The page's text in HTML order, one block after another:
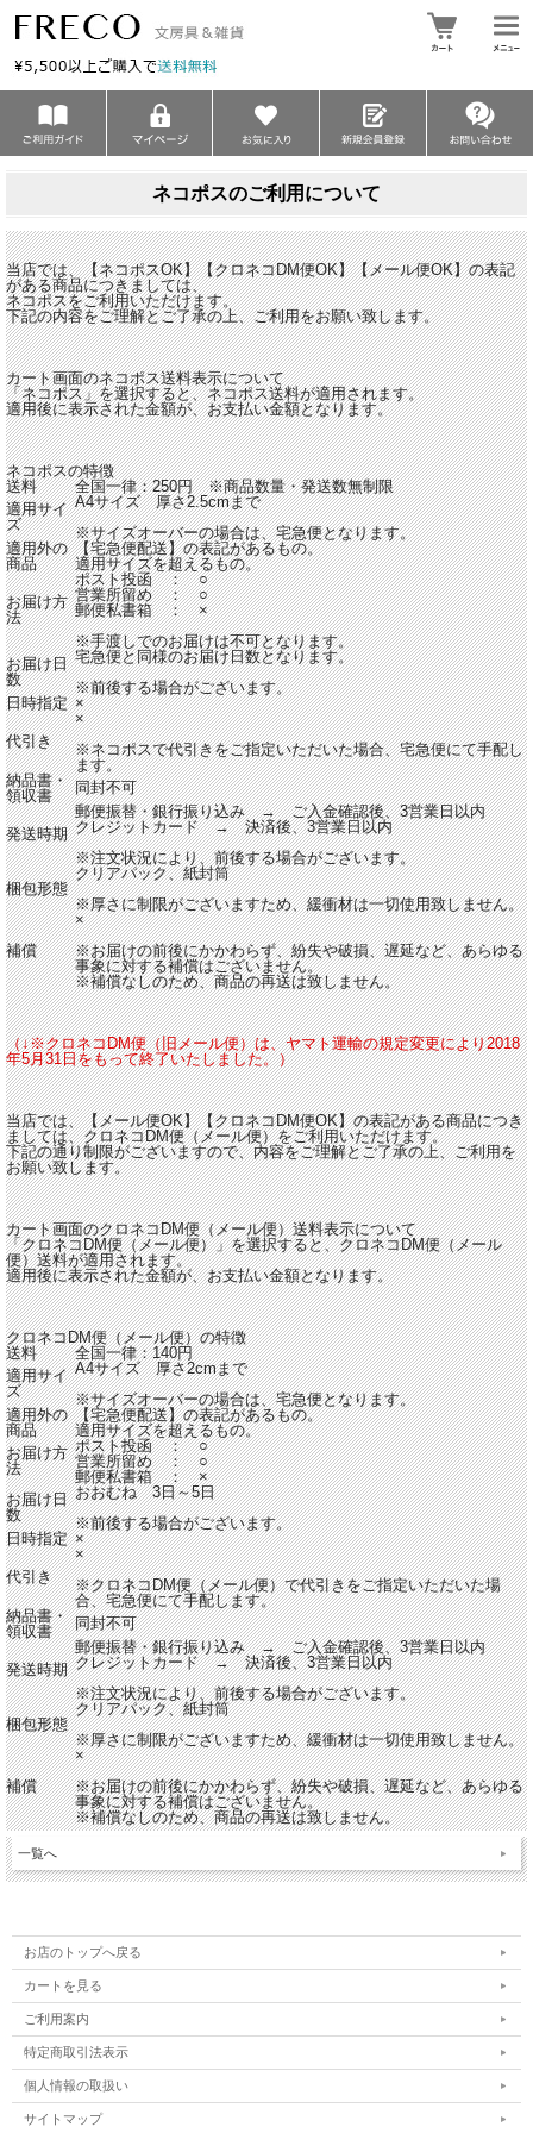
ネコポスのご利用について
当店では、【ネコポスOK】【クロネコDM便OK】【メール便OK】の表記
がある商品につきましては、
ネコポスをご利用いただけます。
下記の内容をご理解とご了承の上、ご利用をお願い致します。
カート画面のネコポス送料表示について
「ネコポス」を選択すると、ネコポス送料が適用されます。
適用後に表示された金額が、お支払い金額となります。
ネコポスの特徴
送料
全国一律：250円 ※商品数量・発送数無制限
適用サイ
ズ
A4サイズ 厚さ2.5cmまで
※サイズオーバーの場合は、宅急便となります。
適用外の
商品
【宅急便配送】の表記があるもの。
適用サイズを超えるもの。
お届け方
法
ポスト投函 ： ○
営業所留め ： ○
郵便私書箱 ： ×
※手渡しでのお届けは不可となります。
お届け日
数
宅急便と同様のお届け日数となります。
※前後する場合がございます。
日時指定 ×
代引き
×
※ネコポスで代引きをご指定いただいた場合、宅急便にて手配し
ます。
納品書・
領収書
同封不可
発送時期
郵便振替・銀行振り込み → ご入金確認後、3営業日以内
クレジットカード → 決済後、3営業日以内
※注文状況により、前後する場合がございます。
梱包形態
クリアパック、紙封筒
※厚さに制限がございますため、緩衝材は一切使用致しません。
補償
×
※お届けの前後にかかわらず、紛失や破損、遅延など、あらゆる
事象に対する補償はございません。
※補償なしのため、商品の再送は致しません。
（↓※クロネコDM便（旧メール便）は、ヤマト運輸の規定変更により2018
年5月31日をもって終了いたしました。）
当店では、【メール便OK】【クロネコDM便OK】の表記がある商品につき
ましては、クロネコDM便（メール便）をご利用いただけます。
下記の通り制限がございますので、内容をご理解とご了承の上、ご利用を
お願い致します。
カート画面のクロネコDM便（メール便）送料表示について
「クロネコDM便（メール便）」を選択すると、クロネコDM便（メール
便）送料が適用されます。
適用後に表示された金額が、お支払い金額となります。
クロネコDM便（メール便）の特徴
送料
全国一律：140円
適用サイ
ズ
A4サイズ 厚さ2cmまで
※サイズオーバーの場合は、宅急便となります。
適用外の
商品
【宅急便配送】の表記があるもの。
適用サイズを超えるもの。
お届け方
法
ポスト投函 ： ○
営業所留め ： ○
郵便私書箱 ： ×
お届け日
数
おおむね 3日～5日
※前後する場合がございます。
日時指定 ×
代引き
×
※クロネコDM便（メール便）で代引きをご指定いただいた場
合、宅急便にて手配します。
納品書・
領収書
同封不可
発送時期
郵便振替・銀行振り込み → ご入金確認後、3営業日以内
クレジットカード → 決済後、3営業日以内
※注文状況により、前後する場合がございます。
梱包形態
クリアパック、紙封筒
※厚さに制限がございますため、緩衝材は一切使用致しません。
補償
×
※お届けの前後にかかわらず、紛失や破損、遅延など、あらゆる
事象に対する補償はございません。
※補償なしのため、商品の再送は致しません。
一覧へ
お店のトップへ戻る
カートを見る
ご利用案内
特定商取引法表示
個人情報の取扱い
サイトマップ